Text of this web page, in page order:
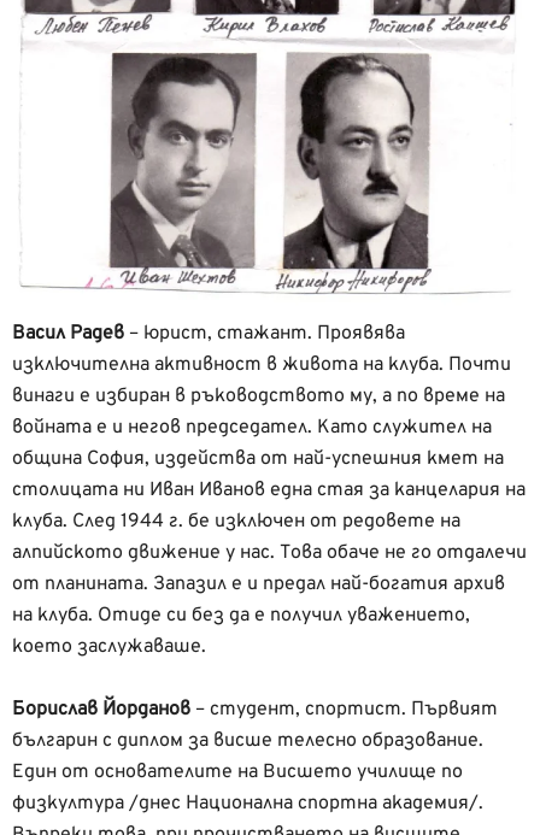
Васил Радев – юрист, стажант. Проявява
изключителна активност в живота на клуба. Почти
винаги е избиран в ръководството му, а по време на
войната е и негов председател. Като служител на
община София, издейства от най-успешния кмет на
столицата ни Иван Иванов една стая за канцелария на
клуба. След 1944 г. бе изключен от редовете на
алпийското движение у нас. Това обаче не го отдалечи
от планината. Запазил е и предал най-богатия архив
на клуба. Отиде си без да е получил уважението,
което заслужаваше.
Борислав Йорданов – студент, спортист. Първият
българин с диплом за висше телесно образование.
Един от основателите на Висшето училище по
физкултура /днес Национална спортна академия/.